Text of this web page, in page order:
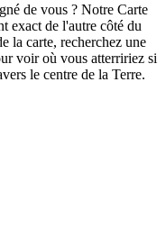
de vous ? Notre Carte
exact de l'autre côté du
la carte, recherchez une
voir où vous atterririez si
le centre de la Terre.